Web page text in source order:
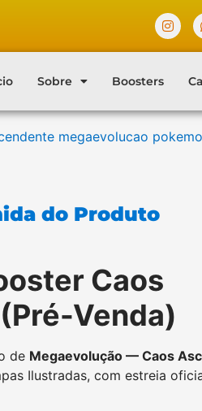
Sobre Boosters
do Produto
Caos
Venda)
de Megaevolução — Caos
Ilustradas, com estreia